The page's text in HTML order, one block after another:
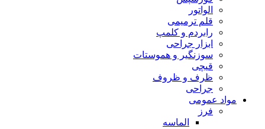
الواتور
قلم ترمیمی
رابردم و کلمپ
ابزار جراحی
سوزنگیر و هموستات
قیچی
ظرف و ظروف
جراحی
مواد عمومی
فرز
الماسه